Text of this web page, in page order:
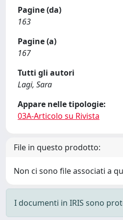
Pagine (da)
163
Pagine (a)
167
Tutti gli autori
Lagi, Sara
Appare nelle tipologie:
03A-Articolo su Rivista
File in questo prodotto:
Non ci sono file associati a
I documenti in IRIS sono